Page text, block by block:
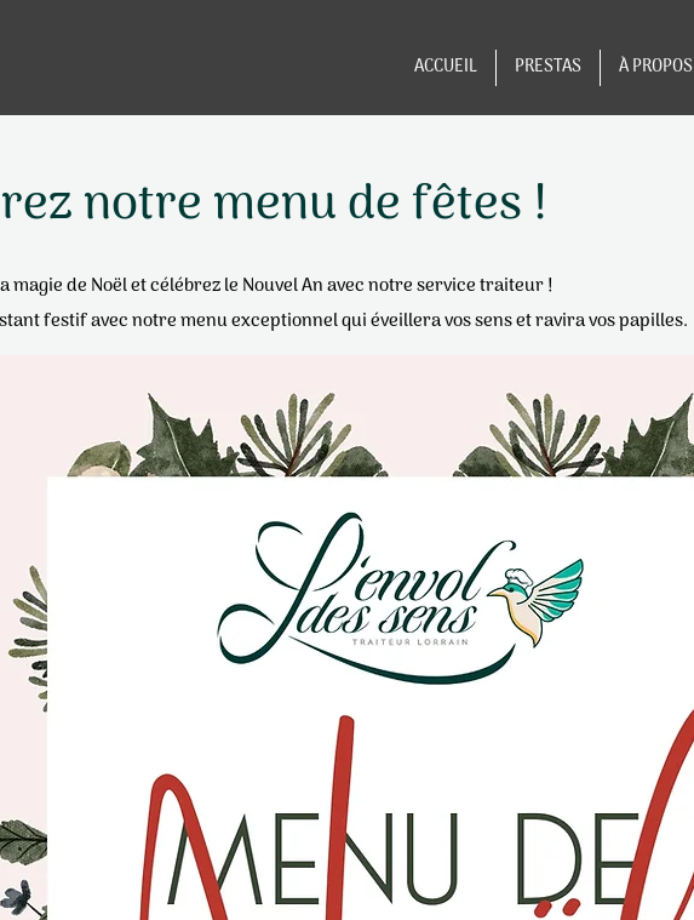
ACCUEIL PRESTAS À PROPOS
notre menu de fêtes !
magie de Noël et célébrez le Nouvel An avec notre service traiteur !
festif avec notre menu exceptionnel qui éveillera vos sens et ravira vos papilles.